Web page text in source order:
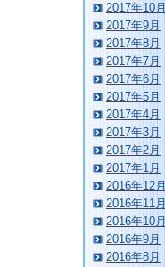
2017年10月
2017年9月
2017年8月
2017年7月
2017年6月
2017年5月
2017年4月
2017年3月
2017年2月
2017年1月
2016年12月
2016年11月
2016年10月
2016年9月
2016年8月